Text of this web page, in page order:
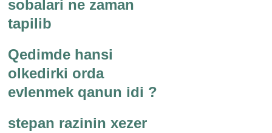
sobalari ne zaman
tapilib
Qedimde hansi
olkedirki orda
evlenmek qanun idi ?
stepan razinin xezer